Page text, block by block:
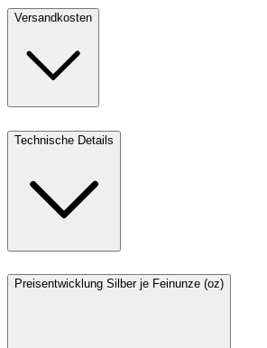
Versandkosten
Technische Details
Preisentwicklung Silber je Feinunze (oz)